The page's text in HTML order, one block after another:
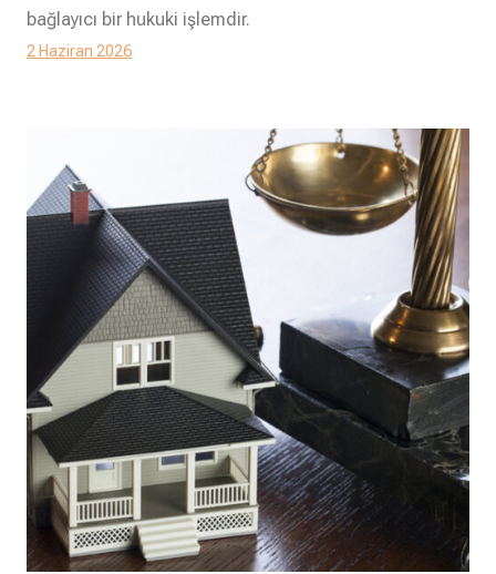
bağlayıcı bir hukuki işlemdir.
2 Haziran 2026